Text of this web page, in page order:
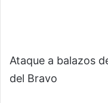
Ataque a balazos
del Bravo